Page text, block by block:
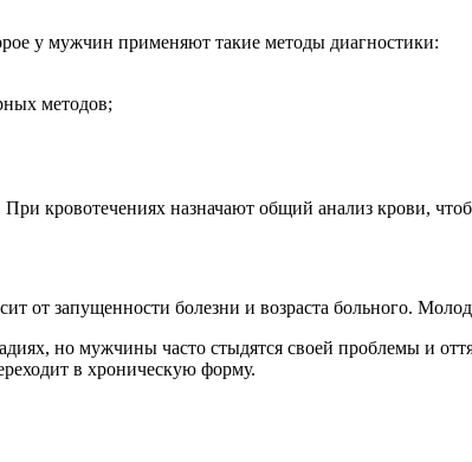
у мужчин применяют такие методы диагностики:
методов;
кровотечениях назначают общий анализ крови,
от запущенности болезни и возраста больного.
но мужчины часто стыдятся своей проблемы и
в хроническую форму.